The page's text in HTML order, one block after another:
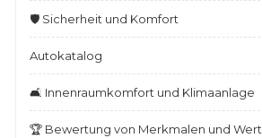
🛡️ Sicherheit und Komfort
Autokatalog
🛋️ Innenraumkomfort und Klimaanlage
🏆 Bewertung von Merkmalen und Wert